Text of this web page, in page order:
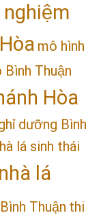
nghiệm
mô hình
Bình Thuận
Hòa
dưỡng Bình
lá sinh thái
lá
Thuận thi